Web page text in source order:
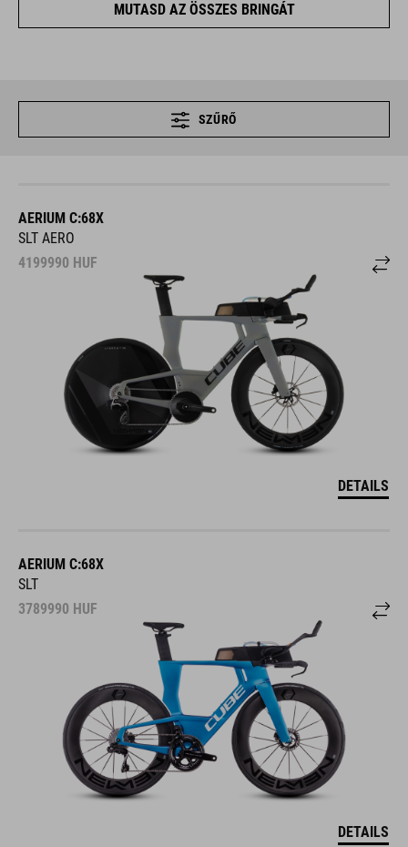
MUTASD AZ ÖSSZES BRINGÁT
SZŰRŐ
AERIUM C:68X
SLT AERO
4199990 HUF
DETAILS
AERIUM C:68X
SLT
3789990 HUF
DETAILS